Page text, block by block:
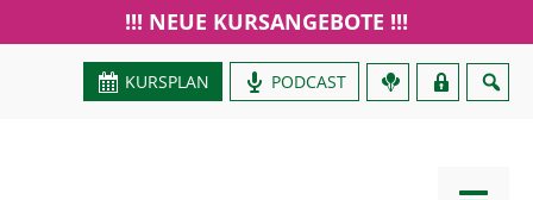
!!! NEUE KURSANGEBOTE !!!
KURSPLAN PODCAST GUTSCHEIN